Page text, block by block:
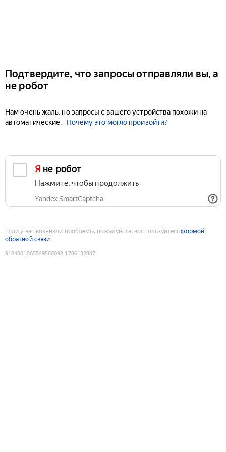
Подтвердите, что запросы отправляли вы, а
не робот
Нам очень жаль, но запросы с вашего устройства похожи на
автоматические.
Почему это могло произойти?
Я не робот
Нажмите, чтобы продолжить
Yandex SmartCaptcha
Если у вас возникли проблемы, пожалуйста, воспользуйтесьформой
обратной связи
9184881865549580098:1786132847